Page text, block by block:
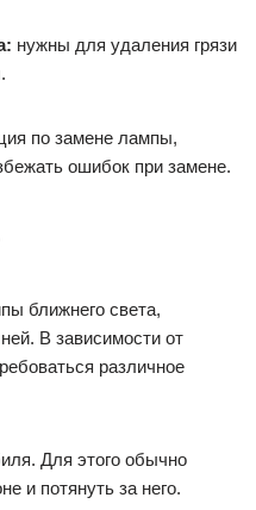
нужны для удаления грязи
по замене лампы,
ошибок при замене.
ближнего света,
В зависимости от
различное
Для этого обычно
и потянуть за него.